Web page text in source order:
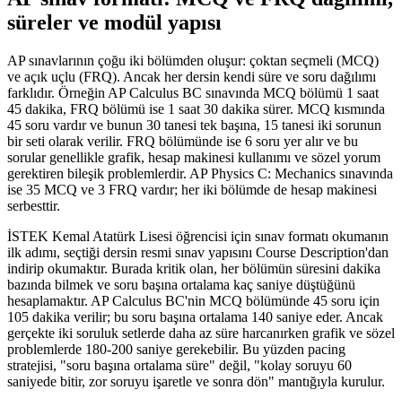
süreler ve modül yapısı
AP sınavlarının çoğu iki bölümden oluşur: çoktan seçmeli (MCQ)
ve açık uçlu (FRQ). Ancak her dersin kendi süre ve soru dağılımı
farklıdır. Örneğin AP Calculus BC sınavında MCQ bölümü 1 saat
45 dakika, FRQ bölümü ise 1 saat 30 dakika sürer. MCQ kısmında
45 soru vardır ve bunun 30 tanesi tek başına, 15 tanesi iki sorunun
bir seti olarak verilir. FRQ bölümünde ise 6 soru yer alır ve bu
sorular genellikle grafik, hesap makinesi kullanımı ve sözel yorum
gerektiren bileşik problemlerdir. AP Physics C: Mechanics sınavında
ise 35 MCQ ve 3 FRQ vardır; her iki bölümde de hesap makinesi
serbesttir.
İSTEK Kemal Atatürk Lisesi öğrencisi için sınav formatı okumanın
ilk adımı, seçtiği dersin resmi sınav yapısını Course Description'dan
indirip okumaktır. Burada kritik olan, her bölümün süresini dakika
bazında bilmek ve soru başına ortalama kaç saniye düştüğünü
hesaplamaktır. AP Calculus BC'nin MCQ bölümünde 45 soru için
105 dakika verilir; bu soru başına ortalama 140 saniye eder. Ancak
gerçekte iki soruluk setlerde daha az süre harcanırken grafik ve sözel
problemlerde 180-200 saniye gerekebilir. Bu yüzden pacing
stratejisi, "soru başına ortalama süre" değil, "kolay soruyu 60
saniyede bitir, zor soruyu işaretle ve sonra dön" mantığıyla kurulur.